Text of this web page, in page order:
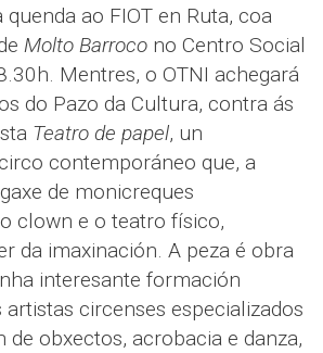
ao FIOT en Ruta, coa
Molto Barroco no Centro Social
Mentres, o OTNI achegará
do Pazo da Cultura, contra ás
Teatro de papel, un
contemporáneo que, a
de monicreques
clown e o teatro físico,
da imaxinación. A peza é obra
interesante formación
circenses especializados
de obxectos, acrobacia e danza,